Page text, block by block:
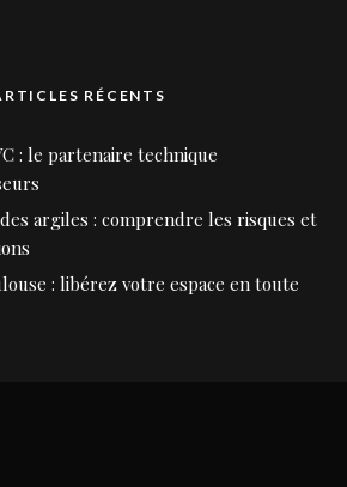
RÉCENTS
: le partenaire technique
argiles : comprendre les risques et
: libérez votre espace en toute